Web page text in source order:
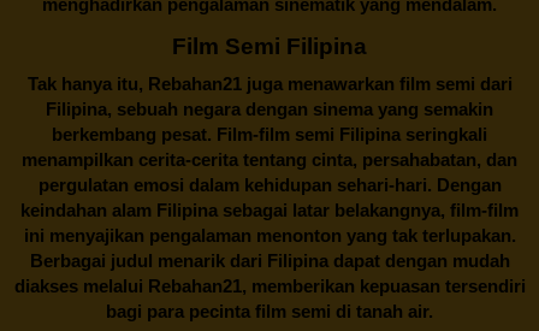
Film Semi Filipina
Tak hanya itu, Rebahan21juga menawarkan film semi dari
Filipina, sebuah negara dengan sinema yang semakin
berkembang pesat. Film-film semi Filipina seringkali
menampilkan cerita-cerita tentang cinta, persahabatan, dan
pergulatan emosi dalam kehidupan sehari-hari. Dengan
keindahan alam Filipina sebagai latar belakangnya, film-film
ini menyajikan pengalaman menonton yang tak terlupakan.
Berbagai judul menarik dari Filipina dapat dengan mudah
diakses melalui Rebahan21, memberikan kepuasan tersendiri
bagi para pecinta film semi di tanah air.